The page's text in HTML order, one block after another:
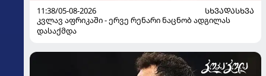
11:38/05-08-2026
ᲡᲮᲕᲐᲓᲐᲡᲮᲕᲐ
კვლავ აფრიკაში - ერვე რენარი ნაცნობ ადგილას
დასაქმდა